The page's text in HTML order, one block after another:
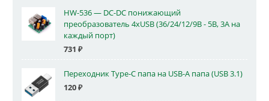
HW-536 — DC-DC понижающий
преобразователь 4xUSB (36/24/12/9В - 5В, 3А на
каждый порт)
731 ₽
Переходник Type-C папа на USB-A папа (USB 3.1)
120₽